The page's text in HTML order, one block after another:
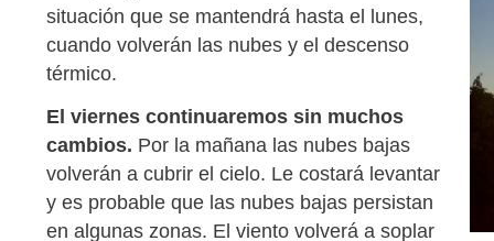
situación que se mantendrá hasta el lunes,
cuando volverán las nubes y el descenso
térmico.
El viernes continuaremos sin muchos
cambios. Por la mañana las nubes bajas
volverán a cubrir el cielo. Le costará levantar
y es probable que las nubes bajas persistan
en algunas zonas. El viento volverá a soplar